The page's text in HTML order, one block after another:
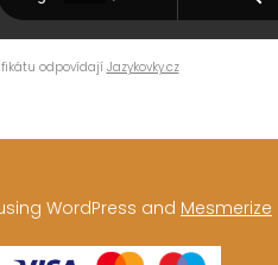
odpovídají Jazykovky.cz
WordPress and Mesmerize